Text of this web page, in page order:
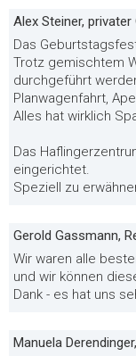
Alex Steiner,
Das
Trotz gemischtem
durchgeführt
Planwagenfahrt,
Alles hat wirklich
Das
eingerichtet.
Speziell zu
Gerold Gassmann,
Wir waren alle
und wir können
Dank - es hat uns
Manuela